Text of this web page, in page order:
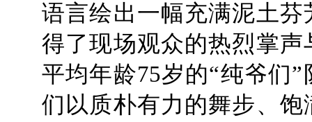
语言绘出一幅充满泥土
得了现场观众的热烈掌
平均年龄75岁的“纯爷们
们以质朴有力的舞步、